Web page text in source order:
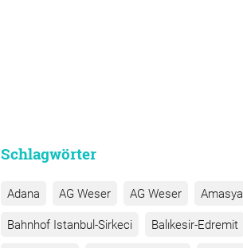
Schlagwörter
Adana AG Weser AG Weser Amasya
Bahnhof Istanbul-Sirkeci Balıkesir-Edremit